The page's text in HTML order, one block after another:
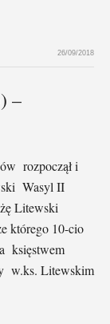
26/09/2018
–
rozpoczął i
Wasyl II
Litewski
którego 10-cio
księstwem
w.ks. Litewskim